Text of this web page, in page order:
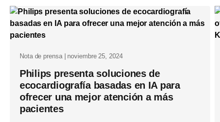
Nota de prensa | noviembre 25, 2024
Philips presenta soluciones de
ecocardiografía basadas en IA para
ofrecer una mejor atención a más
pacientes